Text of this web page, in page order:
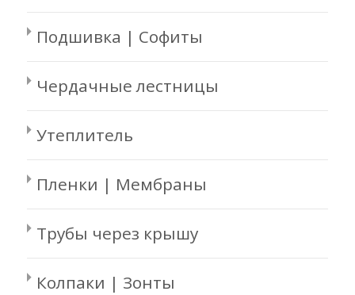
Подшивка | Софиты
Чердачные лестницы
Утеплитель
Пленки | Мембраны
Трубы через крышу
Колпаки | Зонты